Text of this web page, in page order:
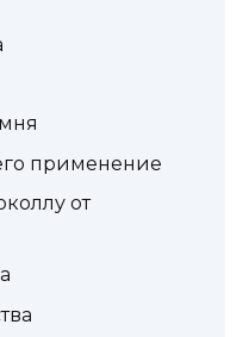
применение
от